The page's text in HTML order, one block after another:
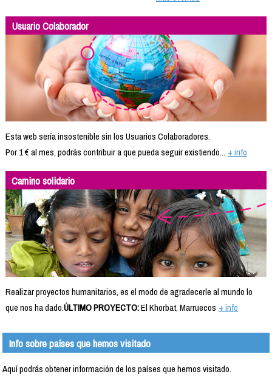
Usuario Colaborador
Esta web sería insostenible sin los Usuarios Colaboradores.
Por 1 € al mes, podrás contribuir a que pueda seguir existiendo... + info
Camino solidario
Realizar proyectos humanitarios, es el modo de agradecerle al mundo lo
que nos ha dado.ÚLTIMO PROYECTO:El Khorbat, Marruecos + info
Info sobre países que hemos visitado
Aquí podrás obtener información de los países que hemos visitado.